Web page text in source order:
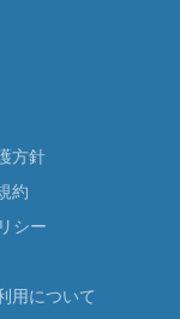
方針
約
シー
用について